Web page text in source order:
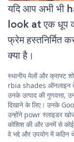
यदि आप अभी भी
look at एक धूप
फ्रेम
क्या है।
स्थानीय मेलों और क्राफ्ट
rbia shades ऑनलाइन
उनके उत्पाद की गुणवत्ता,
दिखाने के लिए। उनके
उन्होंने powr स्लाइडर
कोशिश की और उनमें से
वे भद्दे और उपयोग में कठिन